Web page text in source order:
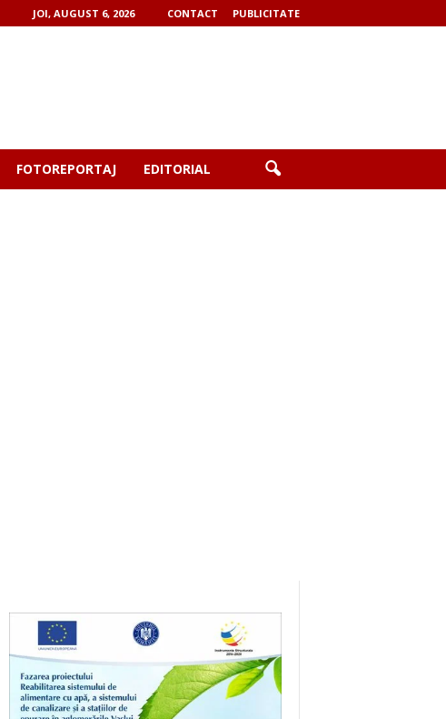
JOI, AUGUST 6, 2026 CONTACT PUBLICITATE
FOTOREPORTAJ EDITORIAL